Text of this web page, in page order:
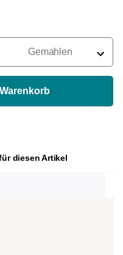
Gemahlen
Für Siebträger
diesen Artikel